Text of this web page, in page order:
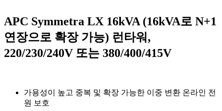
APC Symmetra LX 16kVA (16kVA로 N+1
연장으로 확장 가능) 런타워,
220/230/240V 또는 380/400/415V
가용성이 높고 중복 및 확장 가능한 이중 변환 온라인 전
원 보호